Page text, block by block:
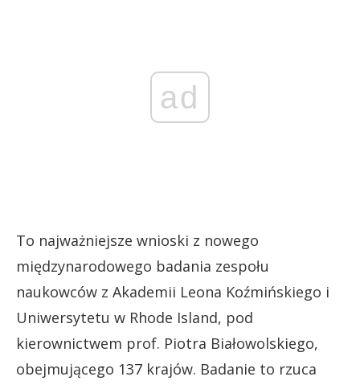
ad
To najważniejsze wnioski z nowego
międzynarodowego badania zespołu
naukowców z Akademii Leona Koźmińskiego i
Uniwersytetu w Rhode Island, pod
kierownictwem prof. Piotra Białowolskiego,
obejmującego 137 krajów. Badanie to rzuca